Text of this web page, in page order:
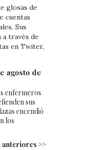
glosas de
cuentas
Sus
través de
en Twiter,
agosto de
enfermeros
sus
encendió
los
anteriores >>